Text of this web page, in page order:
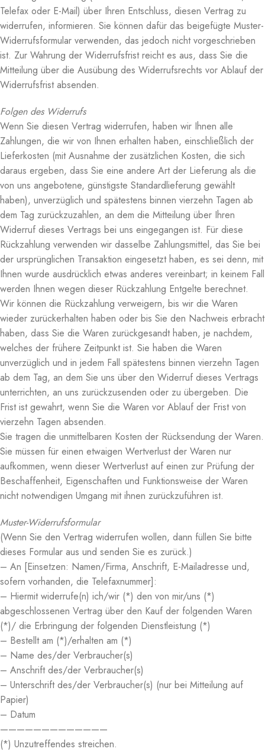
Telefax oder E-Mail) über Ihren Entschluss, diesen Vertrag zu
widerrufen, informieren. Sie können dafür das beigefügte Muster-
Widerrufsformular verwenden, das jedoch nicht vorgeschrieben
ist. Zur Wahrung der Widerrufsfrist reicht es aus, dass Sie die
Mitteilung über die Ausübung des Widerrufsrechts vor Ablauf der
Widerrufsfrist absenden.
Folgen des Widerrufs
Wenn Sie diesen Vertrag widerrufen, haben wir Ihnen alle
Zahlungen, die wir von Ihnen erhalten haben, einschließlich der
Lieferkosten (mit Ausnahme der zusätzlichen Kosten, die sich
daraus ergeben, dass Sie eine andere Art der Lieferung als die
von uns angebotene, günstigste Standardlieferung gewählt
haben), unverzüglich und spätestens binnen vierzehn Tagen ab
dem Tag zurückzuzahlen, an dem die Mitteilung über Ihren
Widerruf dieses Vertrags bei uns eingegangen ist. Für diese
Rückzahlung verwenden wir dasselbe Zahlungsmittel, das Sie bei
der ursprünglichen Transaktion eingesetzt haben, es sei denn, mit
Ihnen wurde ausdrücklich etwas anderes vereinbart; in keinem Fall
werden Ihnen wegen dieser Rückzahlung Entgelte berechnet.
Wir können die Rückzahlung verweigern, bis wir die Waren
wieder zurückerhalten haben oder bis Sie den Nachweis erbracht
haben, dass Sie die Waren zurückgesandt haben, je nachdem,
welches der frühere Zeitpunkt ist. Sie haben die Waren
unverzüglich und in jedem Fall spätestens binnen vierzehn Tagen
ab dem Tag, an dem Sie uns über den Widerruf dieses Vertrags
unterrichten, an uns zurückzusenden oder zu übergeben. Die
Frist ist gewahrt, wenn Sie die Waren vor Ablauf der Frist von
vierzehn Tagen absenden.
Sie tragen die unmittelbaren Kosten der Rücksendung der Waren.
Sie müssen für einen etwaigen Wertverlust der Waren nur
aufkommen, wenn dieser Wertverlust auf einen zur Prüfung der
Beschaffenheit, Eigenschaften und Funktionsweise der Waren
nicht notwendigen Umgang mit ihnen zurückzuführen ist.
Muster-Widerrufsformular
(Wenn Sie den Vertrag widerrufen wollen, dann füllen Sie bitte
dieses Formular aus und senden Sie es zurück.)
– An [Einsetzen: Namen/Firma, Anschrift, E-Mailadresse und,
sofern vorhanden, die Telefaxnummer]:
– Hiermit widerrufe(n) ich/wir (*) den von mir/uns (*)
abgeschlossenen Vertrag über den Kauf der folgenden Waren
(*)/ die Erbringung der folgenden Dienstleistung (*)
– Bestellt am (*)/erhalten am (*)
– Name des/der Verbraucher(s)
– Anschrift des/der Verbraucher(s)
– Unterschrift des/der Verbraucher(s) (nur bei Mitteilung auf
Papier)
– Datum
—————————————
(*) Unzutreffendes streichen.